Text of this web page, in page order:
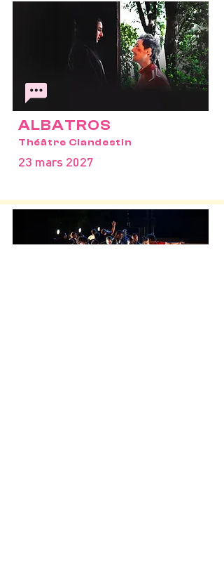
ALBATROS
Théâtre Clandestin
23 mars 2027